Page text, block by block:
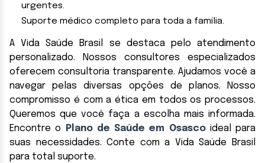
urgentes.
Suporte médico completo para toda a família.
A Vida Saúde Brasil se destaca pelo atendimento
personalizado. Nossos consultores especializados
oferecem consultoria transparente. Ajudamos você a
navegar pelas diversas opções de planos. Nosso
compromisso é com a ética em todos os processos.
Queremos que você faça a escolha mais informada.
Encontre o
Plano de Saúde em Osascoideal para
suas necessidades. Conte com a Vida Saúde Brasil
para total suporte.